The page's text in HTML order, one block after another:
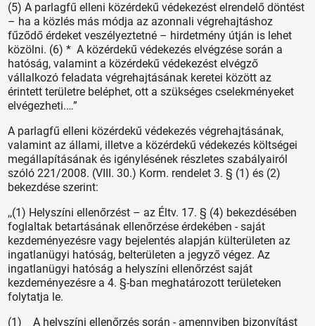
(5) A parlagfű elleni közérdekű védekezést elrendelő döntést
– ha a közlés más módja az azonnali végrehajtáshoz
fűződő érdeket veszélyeztetné – hirdetmény útján is lehet
közölni. (6) * A közérdekű védekezés elvégzése során a
hatóság, valamint a közérdekű védekezést elvégző
vállalkozó feladata végrehajtásának keretei között az
érintett területre beléphet, ott a szükséges cselekményeket
elvégezheti.…”
A parlagfű elleni közérdekű védekezés végrehajtásának,
valamint az állami, illetve a közérdekű védekezés költségei
megállapításának és igénylésének részletes szabályairól
szóló 221/2008. (VIII. 30.) Korm. rendelet 3. § (1) és (2)
bekezdése szerint:
,,(1) Helyszíni ellenőrzést – az Éltv. 17. § (4) bekezdésében
foglaltak betartásának ellenőrzése érdekében - saját
kezdeményezésre vagy bejelentés alapján külterületen az
ingatlanügyi hatóság, belterületen a jegyző végez. Az
ingatlanügyi hatóság a helyszíni ellenőrzést saját
kezdeményezésre a 4. §-ban meghatározott területeken
folytatja le.
(1) A helyszíni ellenőrzés során - amennyiben bizonyítást